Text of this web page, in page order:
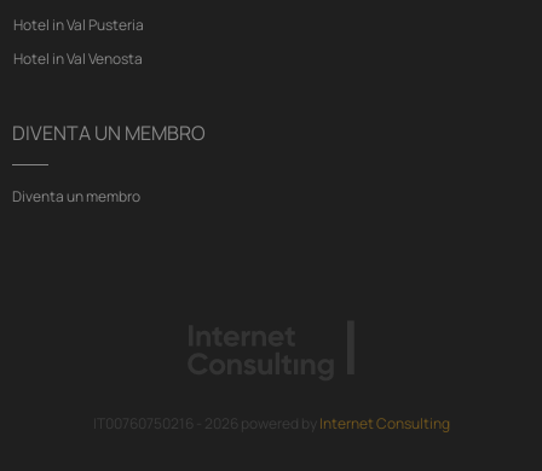
Hotel in Val Pusteria
Hotel in Val Venosta
DIVENTA UN MEMBRO
Diventa un membro
IT00760750216 - 2026 powered by Internet Consulting